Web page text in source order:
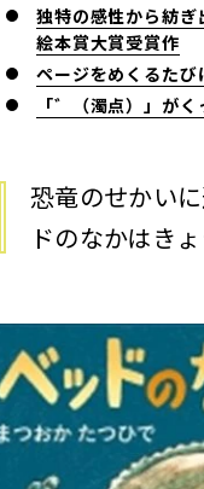
独特の感性から紡
絵本賞大賞受賞作
ページをめくるたび
「゛（濁点）」が
恐竜のせかい
ドのなかはき